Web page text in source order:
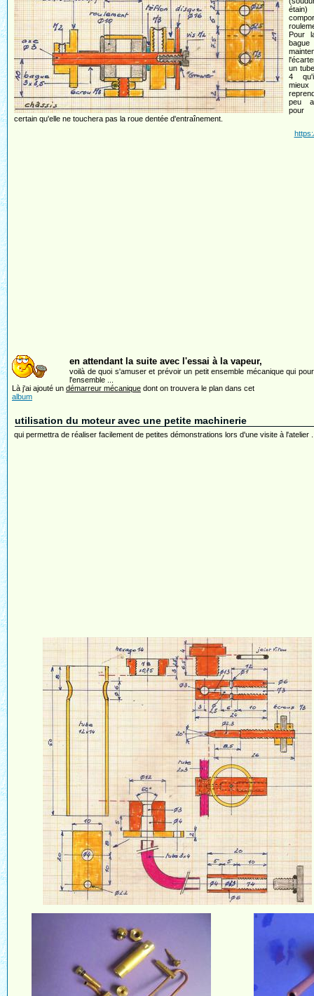
Pour
bague
un
4
mieux
peu
certain qu'elle ne touchera pas la roue dentée d'entraînement.
en attendant la suite avec l'essai à la vapeur,
voilà de quoi s'amuser et prévoir un petit ensemble mécanique qui
l'ensemble ...
Là j'ai ajouté un démarreur mécanique dont on trouvera le plan dans cet
album
utilisation du moteur avec une petite machinerie
qui permettra de réaliser facilement de petites démonstrations lors d'une visite à l'atelier